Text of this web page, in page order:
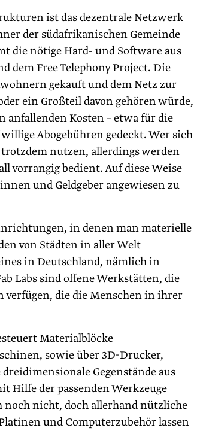
ist das dezen­trale Netzwerk
der südafrikanischen Gemeinde
die nötige Hard- und Software aus
dem Free Telephony Project. Die
gekauft und dem Netz zur
ein Großteil davon gehören würde,
Kosten – etwa für die
Abogebühren gedeckt. Wer sich
nutzen, allerdings werden
vorrangig bedient. Auf diese Weise
und Geldgeber angewiesen zu
in denen man materielle
von Städten in aller Welt
in Deutschland, nämlich in
Labs sind offene Werkstätten, die
die die Menschen in ihrer
Materialblöcke
sowie über 3D-Drucker,
Gegenstände aus
Hilfe der passenden Werkzeuge
noch nicht, doch allerhand nützliche
und Computerzubehör lassen